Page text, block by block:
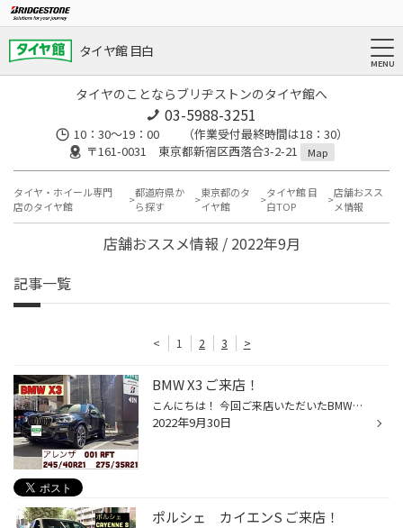
タイヤ館 目白
タイヤのことならブリヂストンのタイヤ館へ
03-5988-3251
10：30～19：00 （作業受付最終時間は18：30）
〒161-0031 東京都新宿区西落合3-2-21
Map
タイヤ・ホイール専門
店のタイヤ館
都道府県か
ら探す
東京都のタ
イヤ館
タイヤ館 目
白TOP
店舗おスス
メ情報
店舗おススメ情報 / 2022年9月
記事一覧
< 1 2 3 >
BMW X3 ご来店！
こんにちは！ 今回ご来店いただいたBMWのX3のタイヤ交換を致しました！ タイヤはALENZA 001 RFT をお選びいただきました！ サイズは前後異型のため245/40R21と275/35R21です。 タイヤ交換などのご相談やご予約お待ちしております！ タイヤ館目白
2022年9月30日
ポルシェ カイエンS ご来店！